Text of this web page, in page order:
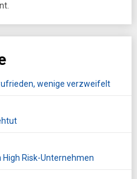
wenige verzweifelt
Risk-Unternehmen